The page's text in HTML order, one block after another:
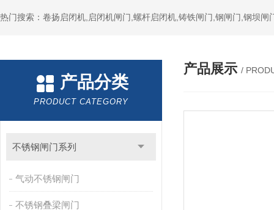
热门搜索：卷扬启闭机,启闭机闸门,螺杆启闭机,铸铁闸门,钢闸门,钢坝
产品分类
PRODUCT CATEGORY
不锈钢闸门系列
气动不锈钢闸门
不锈钢叠梁闸门
产品展示 /